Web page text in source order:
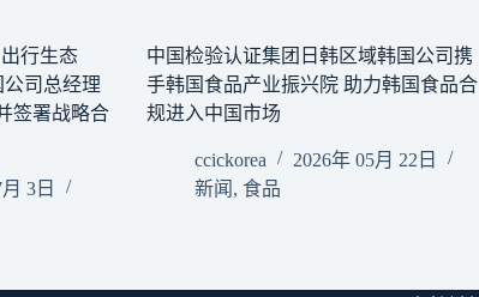
行生态
司总经理
签署战略合
3日
中国检验认证集团日韩区域韩国公司携
手韩国食品产业振兴院 助力韩国食品合
规进入中国市场
ccickorea
2026年 05月 22日
新闻 , 食品